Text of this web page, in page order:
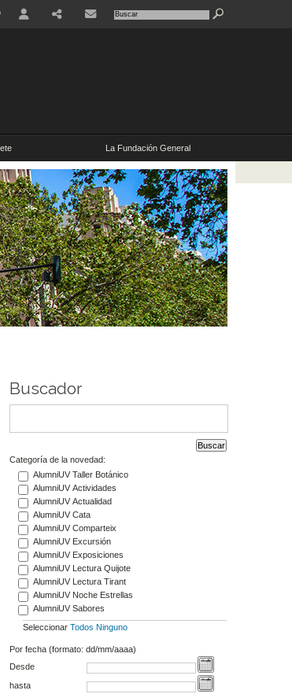
La Fundación General
Buscador
Categoría de la novedad:
AlumniUV Taller Botánico
AlumniUV Actividades
AlumniUV Actualidad
AlumniUV Cata
AlumniUV Comparteix
AlumniUV Excursión
AlumniUV Exposiciones
AlumniUV Lectura Quijote
AlumniUV Lectura Tirant
AlumniUV Noche Estrellas
AlumniUV Sabores
Seleccionar Todos Ninguno
Por fecha (formato: dd/mm/aaaa)
Desde
hasta